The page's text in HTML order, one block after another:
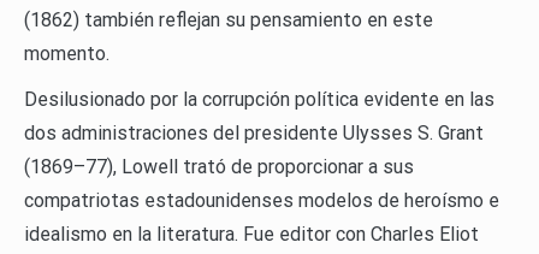
(1862) también reflejan su pensamiento en este
momento.
Desilusionado por la corrupción política evidente en las
dos administraciones del presidente Ulysses S. Grant
(1869–77), Lowell trató de proporcionar a sus
compatriotas estadounidenses modelos de heroísmo e
idealismo en la literatura. Fue editor con Charles Eliot